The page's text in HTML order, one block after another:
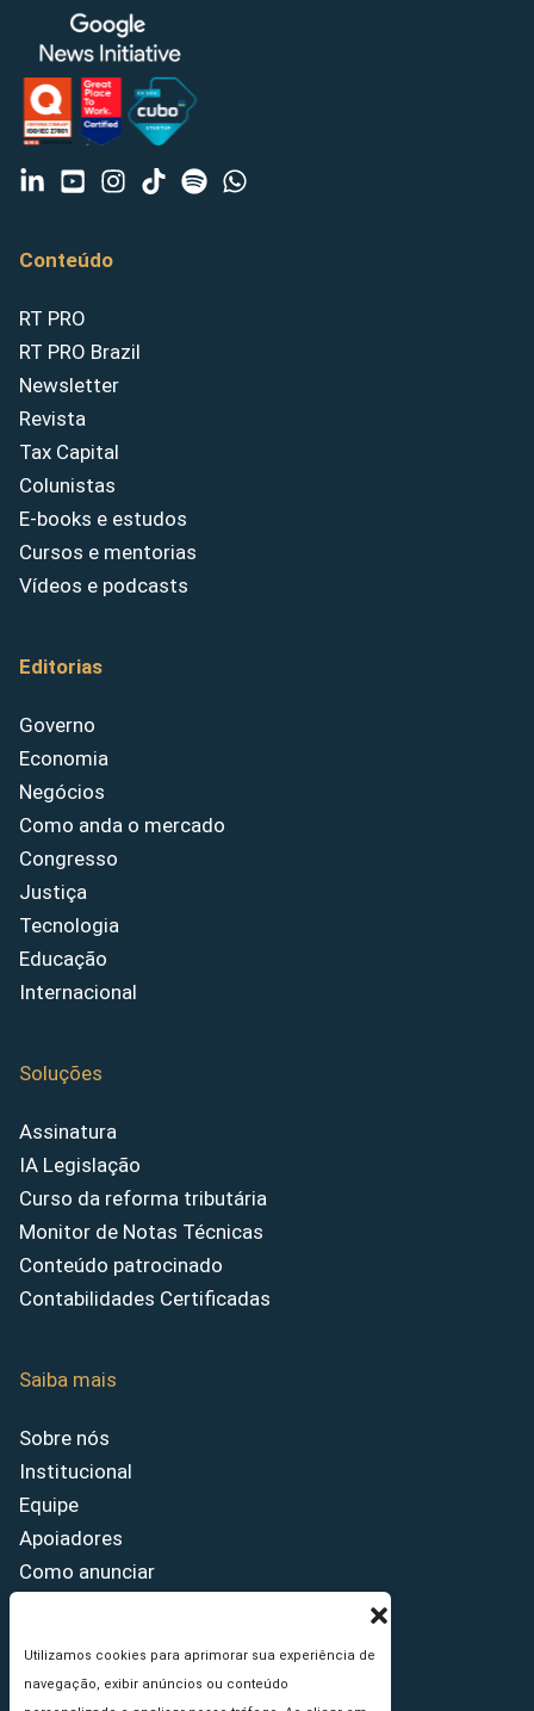
Utilizamos cookies para aprimorar sua experiência de
navegação, exibir anúncios ou conteúdo
Conteúdo
RT PRO
RT PRO Brazil
Newsletter
Revista
Tax Capital
Colunistas
E-books e estudos
Cursos e mentorias
Vídeos e podcasts
Editorias
Governo
Economia
Negócios
Como anda o mercado
Congresso
Justiça
Tecnologia
Educação
Internacional
Soluções
Assinatura
IA Legislação
Curso da reforma tributária
Monitor de Notas Técnicas
Conteúdo patrocinado
Contabilidades Certificadas
Saiba mais
Sobre nós
Institucional
Equipe
Apoiadores
Como anunciar
Princípios Editoriais